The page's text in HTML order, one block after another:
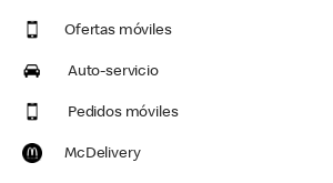
Ofertas móviles
Auto-servicio
Pedidos móviles
McDelivery